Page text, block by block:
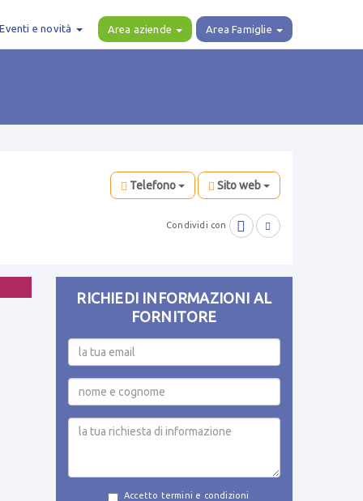
Eventi e novità Area aziende Area Famiglie
Telefono Sito web
Condividi con  
RICHIEDI INFORMAZIONI AL
FORNITORE
Accetto termini e condizioni